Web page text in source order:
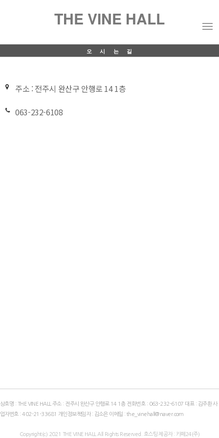
THE VINE HALL
오시는길
주소 : 전주시 완산구 안행로 14 1층
063-232-6108
상호명 : THE VINE HALL 주소 : 전주시 완산구 안행로 14 1층 전화번호 : 063-232-6107 대표 : 김주환 사
업자번호 :402-21-33681 개인정보책임자 : 김소은 이메일 :the_vinehall@naver.com
Copyright(c) 2021 THE VINE HALL All Rights Reserved. 호스팅 제공자 : 카페24(주)